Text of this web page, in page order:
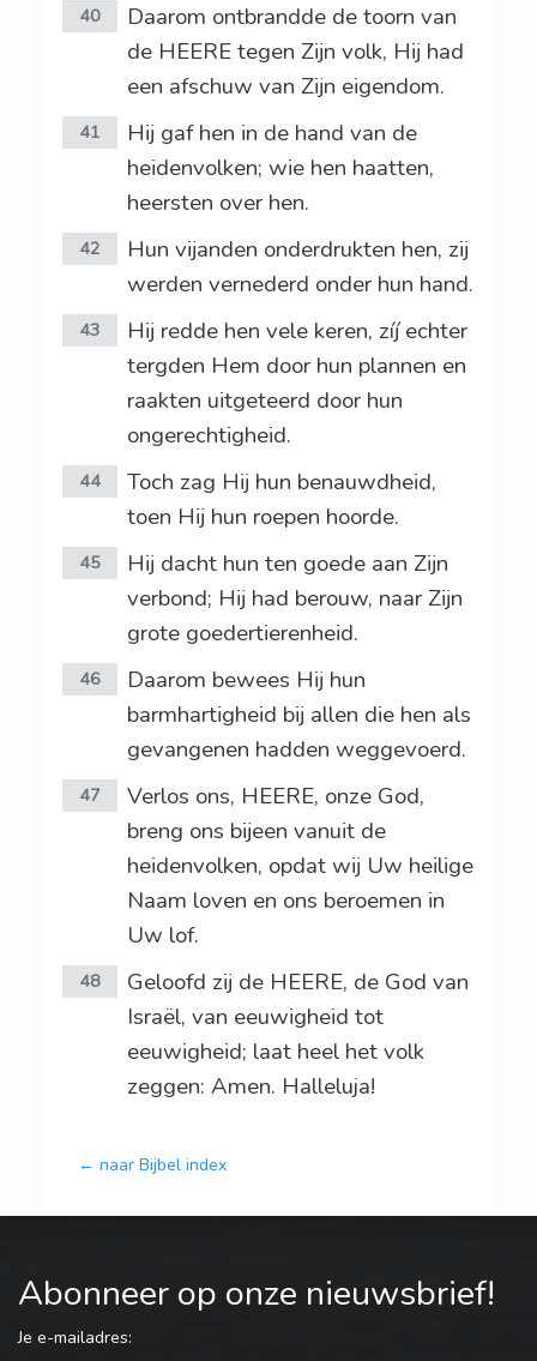
40
Daarom ontbrandde de toorn van
de HEERE tegen Zijn volk, Hij had
een afschuw van Zijn eigendom.
41
Hij gaf hen in de hand van de
heidenvolken; wie hen haatten,
heersten over hen.
42
Hun vijanden onderdrukten hen, zij
werden vernederd onder hun hand.
43
Hij redde hen vele keren, zíj echter
tergden Hem door hun plannen en
raakten uitgeteerd door hun
ongerechtigheid.
44
Toch zag Hij hun benauwdheid,
toen Hij hun roepen hoorde.
45
Hij dacht hun ten goede aan Zijn
verbond; Hij had berouw, naar Zijn
grote goedertierenheid.
46
Daarom bewees Hij hun
barmhartigheid bij allen die hen als
gevangenen hadden weggevoerd.
47
Verlos ons, HEERE, onze God,
breng ons bijeen vanuit de
heidenvolken, opdat wij Uw heilige
Naam loven en ons beroemen in
Uw lof.
48
Geloofd zij de HEERE, de God van
Israël, van eeuwigheid tot
eeuwigheid; laat heel het volk
zeggen: Amen. Halleluja!
← naar Bijbel index
Abonneer op onze nieuwsbrief!
Je e-mailadres: